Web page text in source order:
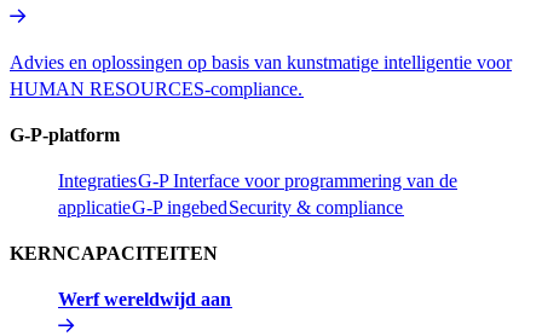
Advies en oplossingen op basis van kunstmatige intelligentie voor
HUMAN RESOURCES-compliance.​​
G-P-platform​​
Integraties​​G-P Interface voor programmering van de
applicatie​​G-P ingebed​​Security & compliance​​
KERNCAPACITEITEN​​
Werf wereldwijd aan​​